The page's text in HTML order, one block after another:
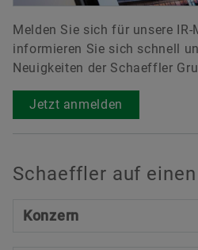
Melden Sie sich für unsere
informieren Sie sich schnell
Neuigkeiten der Schaeffler
Jetzt anmelden
Schaeffler auf
Konzern